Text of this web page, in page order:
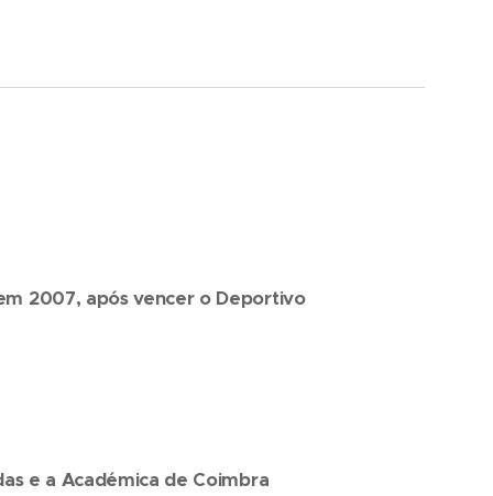
2007, após vencer o Deportivo
e a Académica de Coimbra